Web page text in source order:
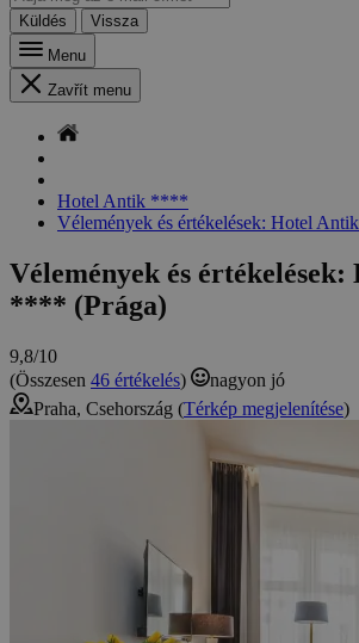
Küldés
Vissza
Menu
Zavřít menu
Hotel Antik ****
Vélemények és értékelések: Hotel
Vélemények és
**** (Prága)
9,8/10
(Összesen 46 értékelés)
nagyon jó
Praha, Csehország (Térkép megjelenítése)